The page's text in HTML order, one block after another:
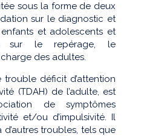
sous la forme de deux
sur le diagnostic et
et adolescents et
sur le repérage, le
des adultes.
trouble déficit d’attention
(TDAH) de l’adulte, est
de symptômes
et/ou d’impulsivité. Il
d’autres troubles, tels que